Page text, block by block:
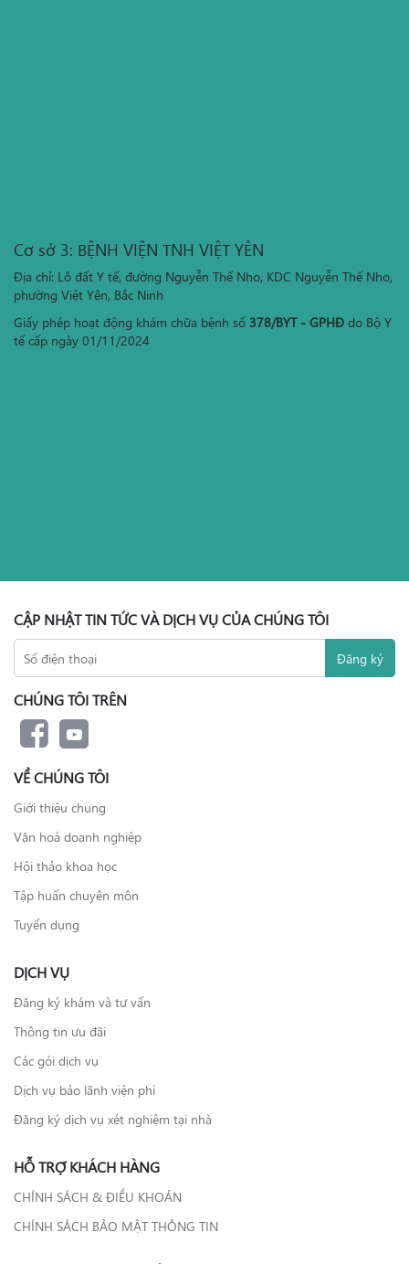
Cơ sở 3: BỆNH VIỆN TNH VIỆT YÊN
Địa chỉ: Lô đất Y tế, đường Nguyễn Thế Nho, KDC Nguyễn Thế Nho,
phường Việt Yên, Bắc Ninh
Giấy phép hoạt động khám chữa bệnh số 378/BYT - GPHĐ do Bộ Y
tế cấp ngày 01/11/2024
CẬP NHẬT TIN TỨC VÀ DỊCH VỤ CỦA CHÚNG TÔI
CHÚNG TÔI TRÊN
VỀ CHÚNG TÔI
Giới thiệu chung
Văn hoá doanh nghiệp
Hội thảo khoa học
Tập huấn chuyên môn
Tuyển dụng
DỊCH VỤ
Đăng ký khám và tư vấn
Thông tin ưu đãi
Các gói dịch vụ
Dịch vụ bảo lãnh viện phí
Đăng ký dịch vụ xét nghiệm tại nhà
HỖ TRỢ KHÁCH HÀNG
CHÍNH SÁCH & ĐIỀU KHOẢN
CHÍNH SÁCH BẢO MẬT THÔNG TIN